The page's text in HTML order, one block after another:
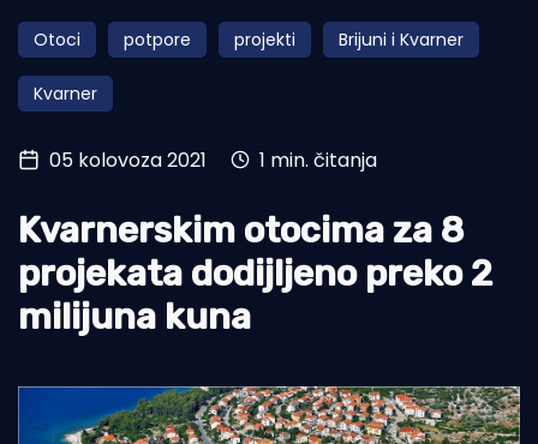
Obala
Otoci
Turizam i nautika
Pomorstvo
Ekologija
Tradicija i kultura
Otoci potpore projekti Brijuni i Kvarner
Kvarner
05 kolovoza 2021 1 min. čitanja
Kvarnerskim otocima za 8
projekata dodijljeno preko 2
milijuna kuna